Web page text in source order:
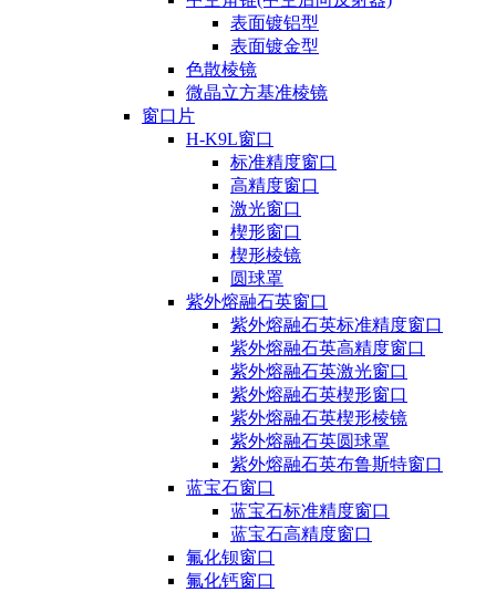
表面镀铝型
表面镀金型
色散棱镜
微晶立方基准棱镜
窗口片
H-K9L窗口
标准精度窗口
高精度窗口
激光窗口
楔形窗口
楔形棱镜
圆球罩
紫外熔融石英窗口
紫外熔融石英标准精度窗口
紫外熔融石英高精度窗口
紫外熔融石英激光窗口
紫外熔融石英楔形窗口
紫外熔融石英楔形棱镜
紫外熔融石英圆球罩
紫外熔融石英布鲁斯特窗口
蓝宝石窗口
蓝宝石标准精度窗口
蓝宝石高精度窗口
氟化钡窗口
氟化钙窗口